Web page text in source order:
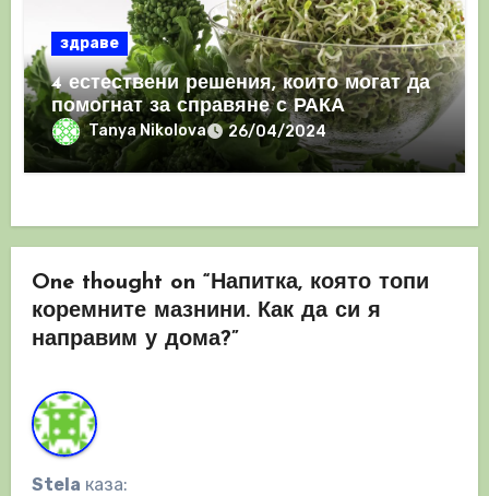
здраве
4 естествени решения, които могат да
помогнат за справяне с РАКА
Tanya Nikolova 26/04/2024
One thought on “Напитка, която топи
коремните мазнини. Как да си я
направим у дома?”
Stela каза: